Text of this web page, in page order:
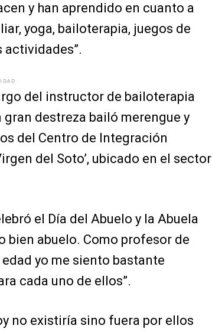
y han aprendido en cuanto a
yoga, bailoterapia, juegos de
del instructor de bailoterapia
destreza bailó merengue y
del Centro de Integración
del Soto’, ubicado en el sector
el Día del Abuelo y la Abuela
bien abuelo. Como profesor de
yo me siento bastante
cada uno de ellos”.
no existiría sino fuera por ellos